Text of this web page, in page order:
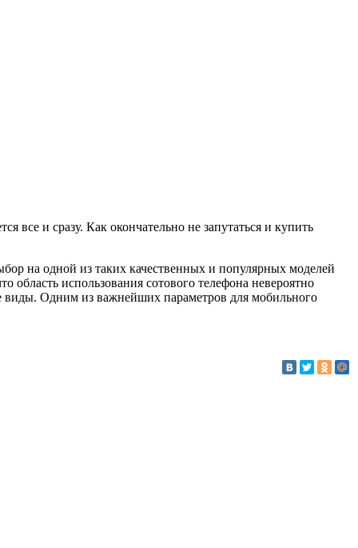
все и сразу. Как окончательно не запутаться и купить
на одной из таких качественных и популярных моделей
использования сотового телефона невероятно
Одним из важнейших параметров для мобильного